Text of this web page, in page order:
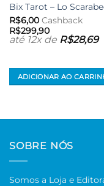
Bix Tarot – Lo
R$6,00Cashback
R$299,90
até 12x de R$28,69
ADICIONAR AO
SOBRE NÓS
Somos a Loja e